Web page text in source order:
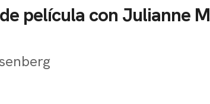
película con Julianne